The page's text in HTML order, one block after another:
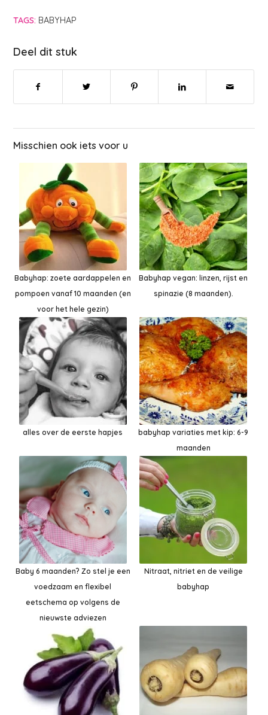
TAGS: BABYHAP
Deel dit stuk
Misschien ook iets voor u
Babyhap: zoete aardappelen en
pompoen vanaf 10 maanden (en
voor het hele gezin)
Babyhap vegan: linzen, rijst en
spinazie (8 maanden).
alles over de eerste hapjes
babyhap variaties met kip: 6-9
maanden
Baby 6 maanden? Zo stel je een
voedzaam en flexibel
eetschema op volgens de
nieuwste adviezen
Nitraat, nitriet en de veilige
babyhap